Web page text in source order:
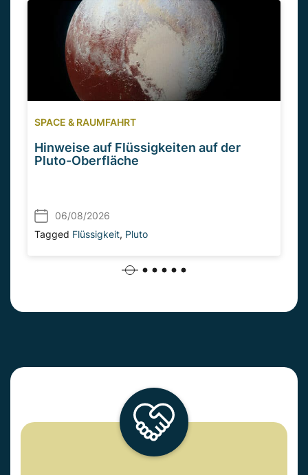
SPACE & RAUMFAHRT
Hinweise auf Flüssigkeiten auf der
Pluto-Oberfläche
06/08/2026
Tagged Flüssigkeit, Pluto